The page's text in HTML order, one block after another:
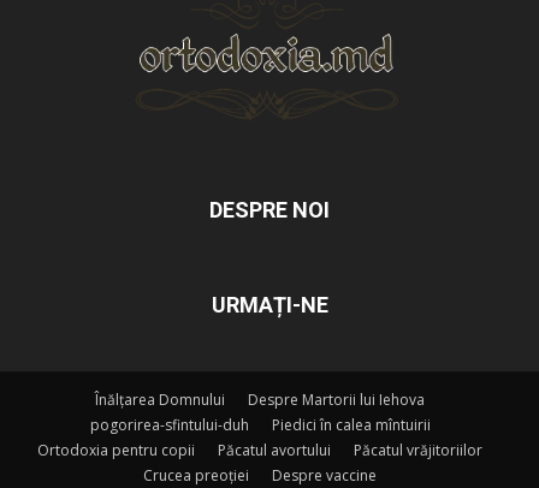
DESPRE NOI
URMAȚI-NE
Înălțarea Domnului
Despre Martorii lui Iehova
pogorirea-sfintului-duh
Piedici în calea mîntuirii
Ortodoxia pentru copii
Păcatul avortului
Păcatul vrăjitoriilor
Crucea preoției
Despre vaccine